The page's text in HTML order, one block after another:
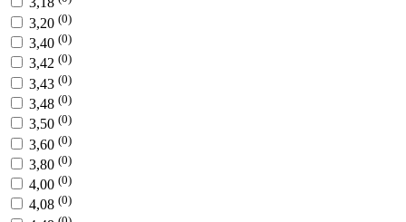
3,20 (0)
3,40 (0)
3,42 (0)
3,43 (0)
3,48 (0)
3,50 (0)
3,60 (0)
3,80 (0)
4,00 (0)
4,08 (0)